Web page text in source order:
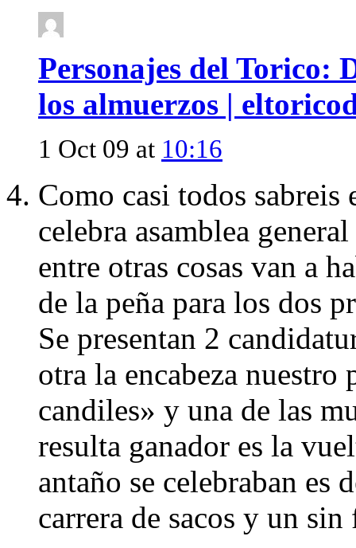
Personajes del Torico:
los almuerzos |
1 Oct 09 at 10:16
Como casi todos
celebra asamblea
entre otras cosas van a
de la peña para los dos
Se presentan 2
otra la encabeza
candiles» y una de las
resulta ganador es la
antaño se celebraban es
carrera de sacos y un